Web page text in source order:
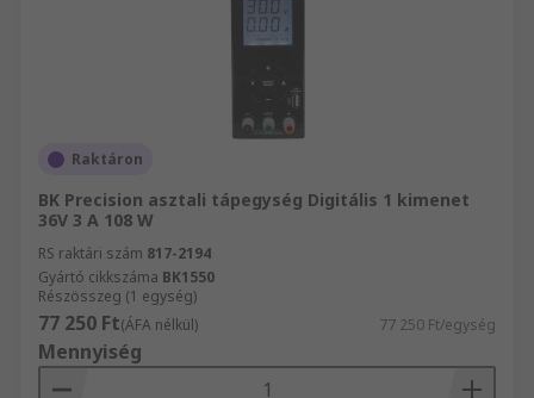
Raktáron
BK Precision asztali tápegység Digitális 1 kimenet
36V 3 A 108 W
RS raktári szám 817-2194
Gyártó cikkszáma BK1550
Részösszeg (1 egység)
77 250 Ft(ÁFA nélkül) 77 250 Ft/egység
Mennyiség